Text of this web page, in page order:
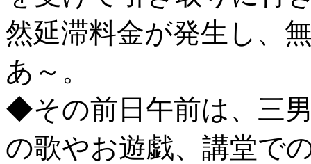
然延滞料金が発生し、
あ～。
◆その前日午前は、三
の歌やお遊戯、講堂で